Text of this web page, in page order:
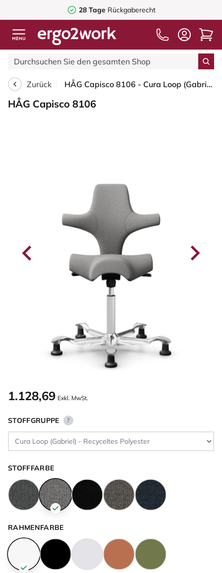
28 Tage Rückgaberecht
Zurück HÅG Capisco 8106 - Cura Loop (Gabriel) - Recyceltes Polyester - CLP60110 Light grey - Weiß - 150mm (Sitzhöhe 40-55cm) - Bodengleiter
HÅG Capisco 8106
1.128,69 Exkl. MwSt.
STOFFGRUPPE ?
STOFFFARBE
RAHMENFARBE